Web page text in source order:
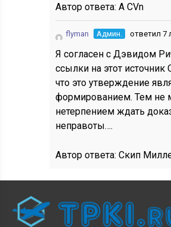
Автор ответа:A CVn
flyman Админ. ответил 7
Я согласен с Дэвидом
ссылки на этот источник
что это утверждение
формированием. Тем не
нетерпением ждать
неправоты….
Автор ответа:Скип